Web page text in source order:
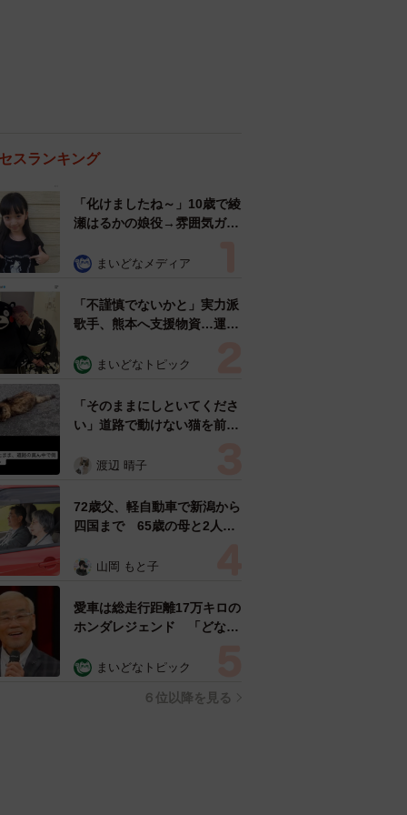
スランキング
「化けましたね～」10歳で綾
瀬はるかの娘役→雰囲気ガラ
雰囲気が」「宝塚に入れそ
まいどなメディア
「不謹慎でないかと」実力派
歌手、熊本へ支援物資…運搬
めらい 「痛いほど伝わる」
まいどなトピック
「そのままにしといてくださ
い」道路で動けない猫を前に
ようとした4日間 「命の重
表の訴え
渡辺 晴子
72歳父、軽自動車で新潟から
四国まで 65歳の母と2人で
憩まで分刻み… 「大学生で
山岡 もと子
愛車は総走行距離17万キロの
ホンダレジェンド 「どなた
所漫才師が譲渡の意向
まいどなトピック
６位以降を見る